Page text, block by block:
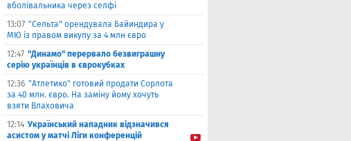
вболівальника через селфі
13:07 "Сельта" орендувала Байиндира у
МЮ із правом викупу за 4 млн євро
12:47 "Динамо" перервало безвиграшну
серію українців в єврокубках
12:36 "Атлетико" готовий продати Сорлота
за 40 млн. євро. На заміну йому хочуть
взяти Влаховича
12:14 Український нападник відзначився
асистом у матчі Ліги конференцій